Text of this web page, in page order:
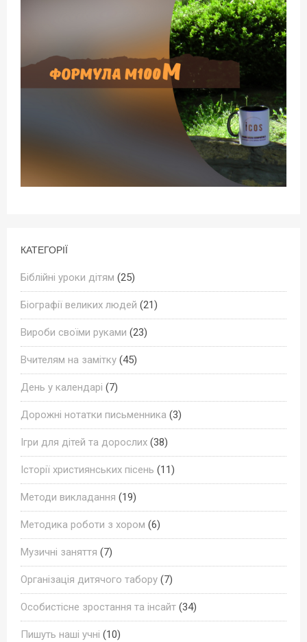
КАТЕГОРІЇ
Біблійні уроки дітям (25)
Біографії великих людей (21)
Вироби своїми руками (23)
Вчителям на замітку (45)
День у календарі (7)
Дорожні нотатки письменника (3)
Ігри для дітей та дорослих (38)
Історії християнських пісень (11)
Методи викладання (19)
Методика роботи з хором (6)
Музичні заняття (7)
Організація дитячого табору (7)
Особистісне зростання та інсайт (34)
Пишуть наші учні (10)